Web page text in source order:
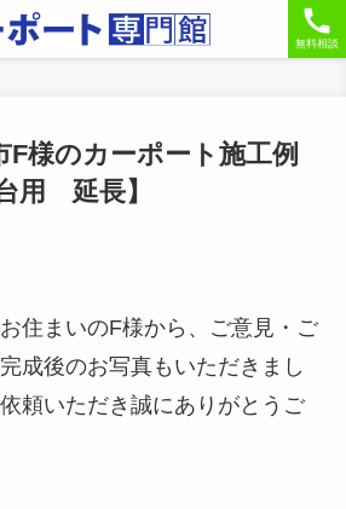
無料相談
F様のカーポート施工例
用 延長】
住まいのF様から、ご意見・ご
成後のお写真もいただきまし
頼いただき誠にありがとうご